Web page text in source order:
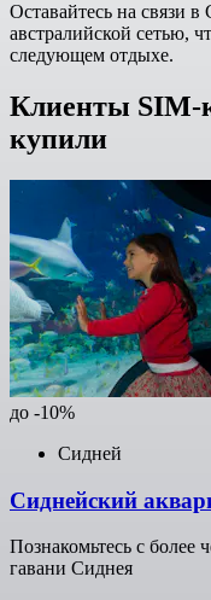
Оставайтесь на связи
австралийской сетью,
следующем отдыхе.
Клиенты SIM-
купили
до -10%
Сидней
Сиднейский
Познакомьтесь с более
гавани Сиднея